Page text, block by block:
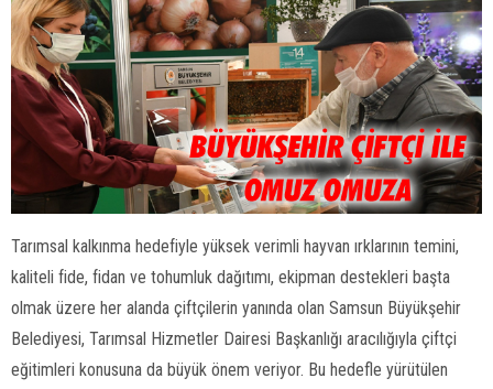
Tarımsal kalkınma hedefiyle yüksek verimli hayvan ırklarının temini,
kaliteli fide, fidan ve tohumluk dağıtımı, ekipman destekleri başta
olmak üzere her alanda çiftçilerin yanında olan Samsun Büyükşehir
Belediyesi, Tarımsal Hizmetler Dairesi Başkanlığı aracılığıyla çiftçi
eğitimleri konusuna da büyük önem veriyor. Bu hedefle yürütülen